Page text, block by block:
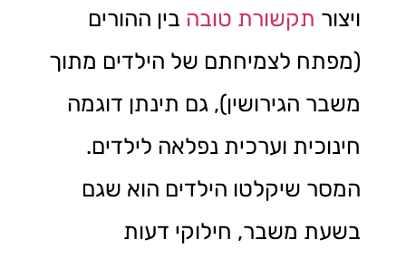
ויצור תקשורת טובה בין ההורים
(מפתח לצמיחתם של הילדים מתוך
משבר הגירושין), גם תינתן דוגמה
חינוכית וערכית נפלאה לילדים.
המסר שיקלטו הילדים הוא שגם
בשעת משבר, חילוקי דעות